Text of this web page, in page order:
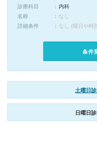
診療科目
内科
名称
なし
詳細条件
なし (曜日や時
条件
土曜日
日曜日